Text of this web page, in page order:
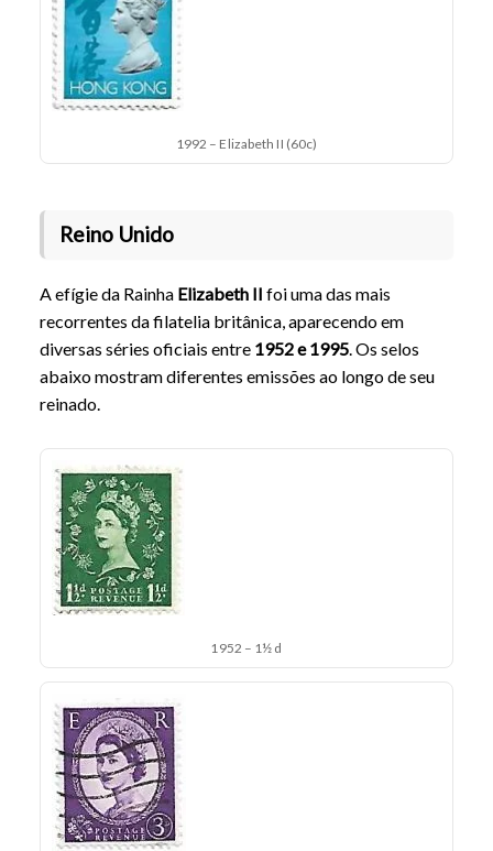
1992 – Elizabeth II (60c)
Reino Unido
A efígie da Rainha Elizabeth II foi uma das mais
recorrentes da filatelia britânica, aparecendo em
diversas séries oficiais entre 1952 e 1995 . Os selos
abaixo mostram diferentes emissões ao longo de seu
reinado.
1952 – 1½ d